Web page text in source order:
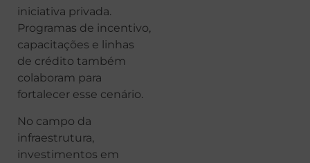
iniciativa privada.
Programas de incentivo,
capacitações e linhas
de crédito também
colaboram para
fortalecer esse cenário.
No campo da
infraestrutura,
investimentos em